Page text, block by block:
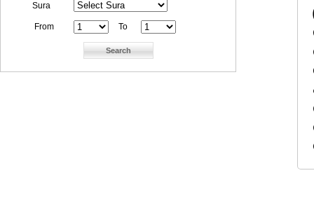
Sura
From To